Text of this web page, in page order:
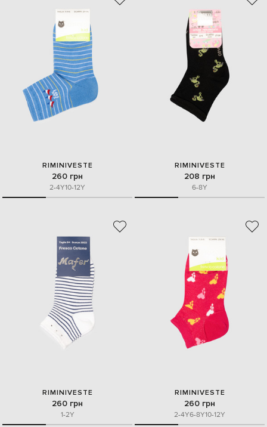
RIMINIVESTE
260 грн
2-4Y10-12Y
RIMINIVESTE
208 грн
6-8Y
RIMINIVESTE
260 грн
1-2Y
RIMINIVESTE
260 грн
2-4Y6-8Y10-12Y